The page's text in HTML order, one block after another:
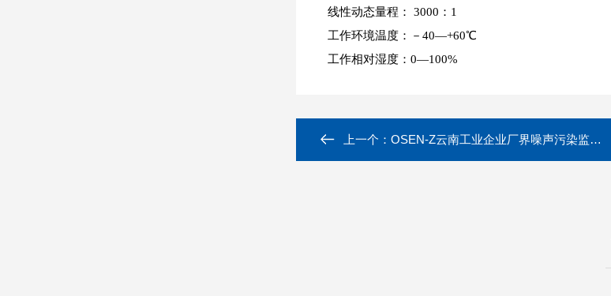
线性动态量程： 3000：1
工作环境温度：－40—+60℃
工作相对湿度：0—100%
上一个：OSEN-Z云南工业企业厂界噪声污染监测系统供应商